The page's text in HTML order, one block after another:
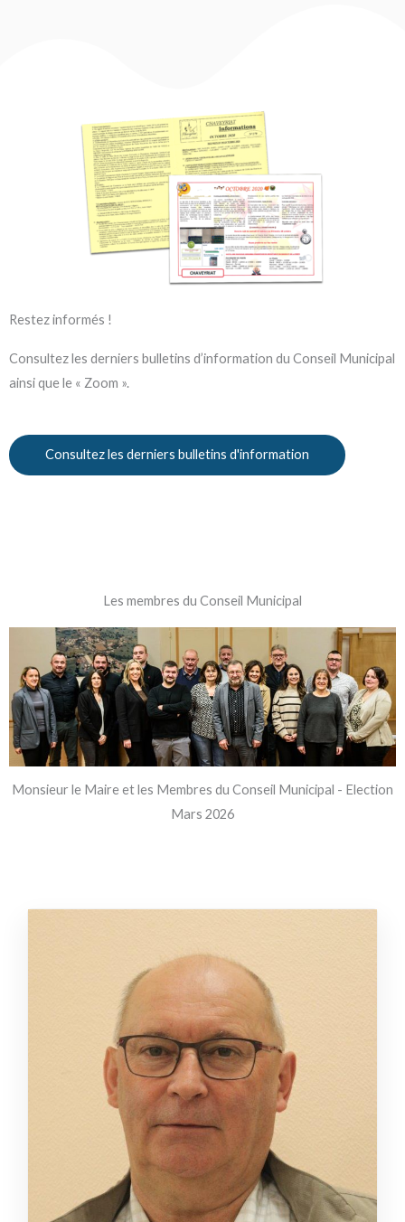
Restez informés !
Consultez les derniers bulletins d’information du Conseil Municipal
ainsi que le « Zoom ».
Consultez les derniers bulletins d'information
Les membres du Conseil Municipal
Monsieur le Maire et les Membres du Conseil Municipal - Election
Mars 2026